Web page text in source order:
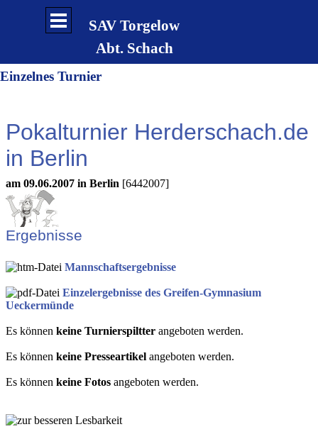
Direkt zum Seiteninhalt
SAV Torgelow
Abt. Schach
Menü überspringen
Einzelnes Turnier
Pokalturnier Herderschach.de
in Berlin
am 09.06.2007 in Berlin [6442007]
Ergebnisse
Mannschaftsergebnisse
Einzelergebnisse des Greifen-Gymnasium
Ueckermünde
Es können keine Turnierspiltter angeboten werden.
Es können keine Presseartikel angeboten werden.
Es können keine Fotos angeboten werden.